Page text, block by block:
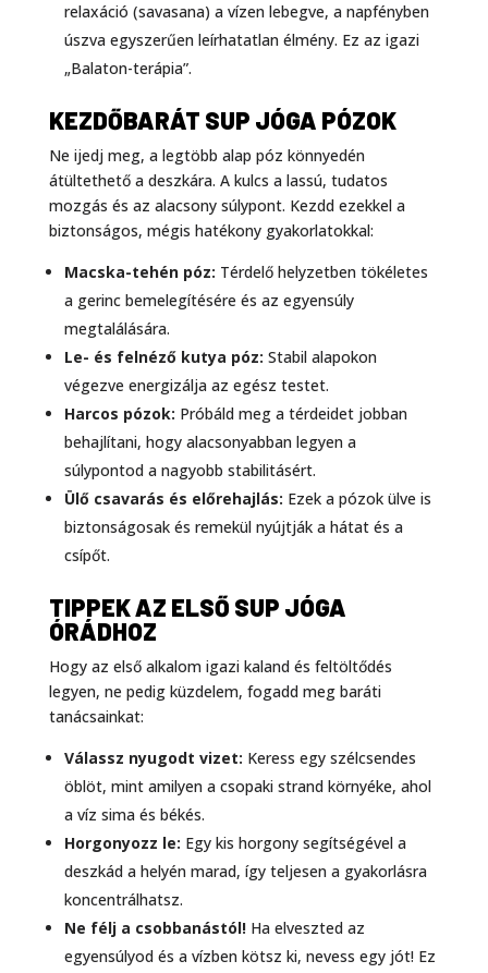
relaxáció (savasana) a vízen lebegve, a napfényben
úszva egyszerűen leírhatatlan élmény. Ez az igazi
„Balaton-terápia”.
KEZDŐBARÁT SUP JÓGA PÓZOK
Ne ijedj meg, a legtöbb alap póz könnyedén
átültethető a deszkára. A kulcs a lassú, tudatos
mozgás és az alacsony súlypont. Kezdd ezekkel a
biztonságos, mégis hatékony gyakorlatokkal:
Macska-tehén póz: Térdelő helyzetben tökéletes
a gerinc bemelegítésére és az egyensúly
megtalálására.
Le- és felnéző kutya póz: Stabil alapokon
végezve energizálja az egész testet.
Harcos pózok: Próbáld meg a térdeidet jobban
behajlítani, hogy alacsonyabban legyen a
súlypontod a nagyobb stabilitásért.
Ülő csavarás és előrehajlás: Ezek a pózok ülve is
biztonságosak és remekül nyújtják a hátat és a
csípőt.
TIPPEK AZ ELSŐ SUP JÓGA
ÓRÁDHOZ
Hogy az első alkalom igazi kaland és feltöltődés
legyen, ne pedig küzdelem, fogadd meg baráti
tanácsainkat:
Válassz nyugodt vizet: Keress egy szélcsendes
öblöt, mint amilyen a csopaki strand környéke, ahol
a víz sima és békés.
Horgonyozz le: Egy kis horgony segítségével a
deszkád a helyén marad, így teljesen a gyakorlásra
koncentrálhatsz.
Ne félj a csobbanástól!Ha elveszted az
egyensúlyod és a vízben kötsz ki, nevess egy jót! Ez